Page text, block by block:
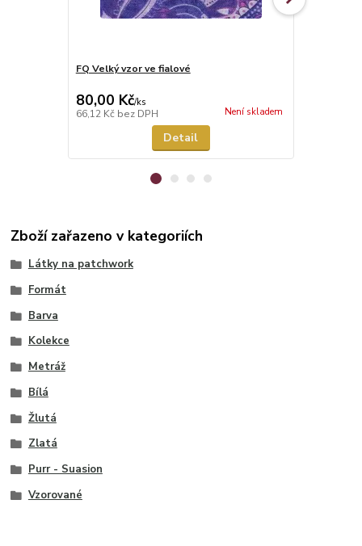
FQ Velký vzor ve fialové
80,00 Kč/ks
66,12 Kč bez DPH Není skladem
Detail
Zboží zařazeno v kategoriích
Látky na patchwork
Formát
Barva
Kolekce
Metráž
Bílá
Žlutá
Zlatá
Purr - Suasion
Vzorované